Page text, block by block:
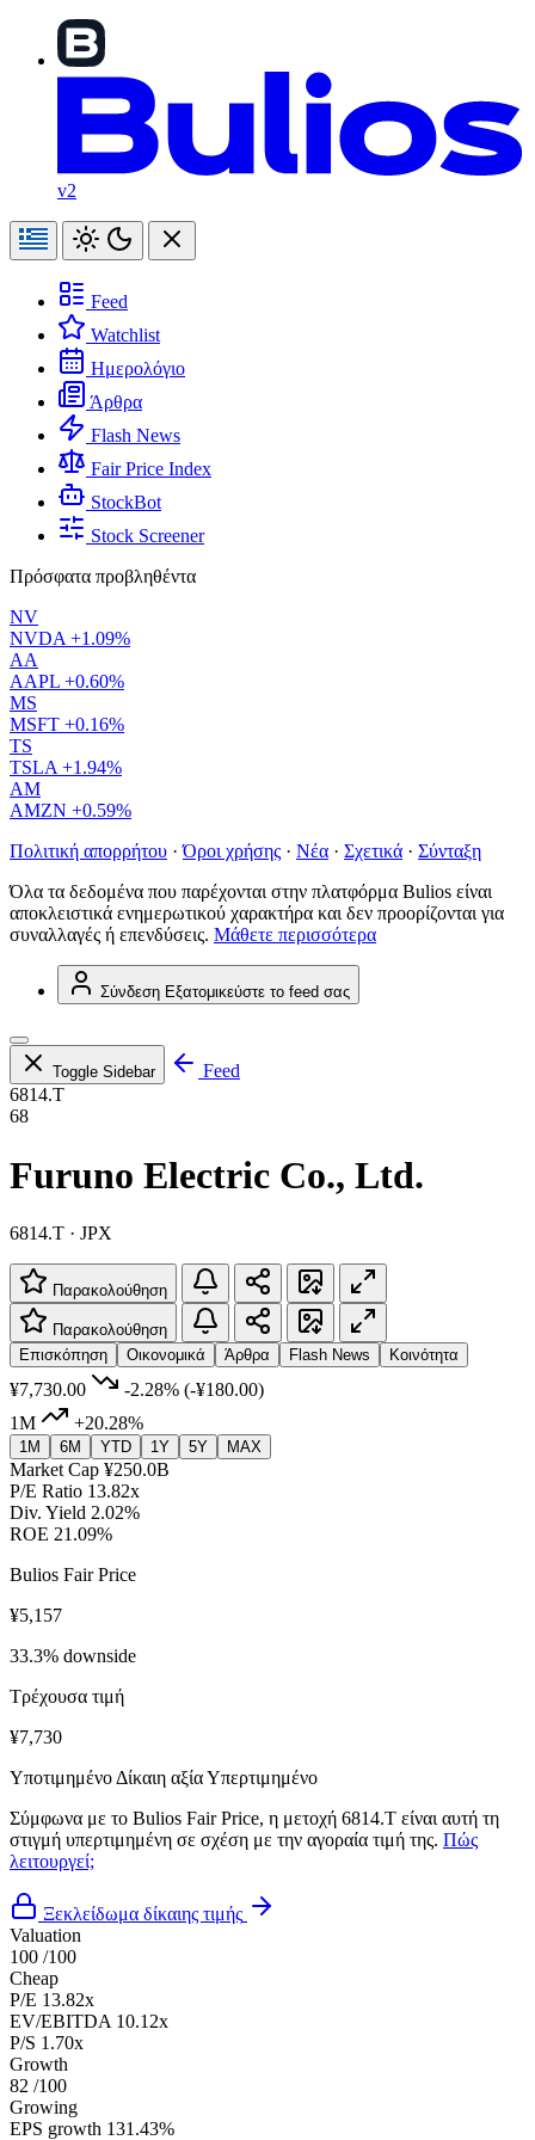
v2
Feed
Watchlist
Ημερολόγιο
Άρθρα
Flash News
Fair Price Index
StockBot
Stock Screener
Πρόσφατα προβληθέντα
NV
NVDA +1.09%
AA
AAPL +0.60%
MS
MSFT +0.16%
TS
TSLA +1.94%
AM
AMZN +0.59%
Πολιτική απορρήτου · Όροι χρήσης · Νέα · Σχετικά · Σύνταξη
Όλα τα δεδομένα που παρέχονται στην πλατφόρμα Bulios είναι
αποκλειστικά ενημερωτικού χαρακτήρα και δεν προορίζονται για
συναλλαγές ή επενδύσεις. Μάθετε περισσότερα
Σύνδεση Εξατομικεύστε το feed σας
Toggle Sidebar
Feed
6814.T
68
Furuno Electric Co., Ltd.
6814.T · JPX
Παρακολούθηση
Παρακολούθηση
Επισκόπηση
Οικονομικά Άρθρα Flash News Κοινότητα
¥7,730.00 -2.28% (-¥180.00)
1M
+20.28%
1M 6M YTD 1Y 5Y MAX
Market Cap ¥250.0B
P/E Ratio 13.82x
Div. Yield 2.02%
ROE 21.09%
Bulios Fair Price
¥5,157
33.3% downside
Τρέχουσα τιμή
¥7,730
Υποτιμημένο Δίκαιη αξίαΥπερτιμημένο
Σύμφωνα με το Bulios Fair Price, η μετοχή 6814.T είναι αυτή τη
στιγμή υπερτιμημένη σε σχέση με την αγοραία τιμή της. Πώς
λειτουργεί;
Ξεκλείδωμα δίκαιης τιμής
Valuation
100 /100
Cheap
P/E 13.82x
EV/EBITDA 10.12x
P/S 1.70x
Growth
82 /100
Growing
EPS growth 131.43%